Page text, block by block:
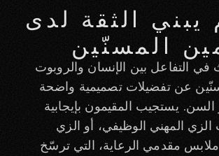
يبني الثقة لدى
المسنّين
التفاعل بين الإنسان والروبوت
عن تفضيلات تصميمية واضحة
السن. يستجيب المقيمون بإيجابية
الزي المهني الوظيفي، أو الزي
مقدمي الرعاية، التي ترسّخ